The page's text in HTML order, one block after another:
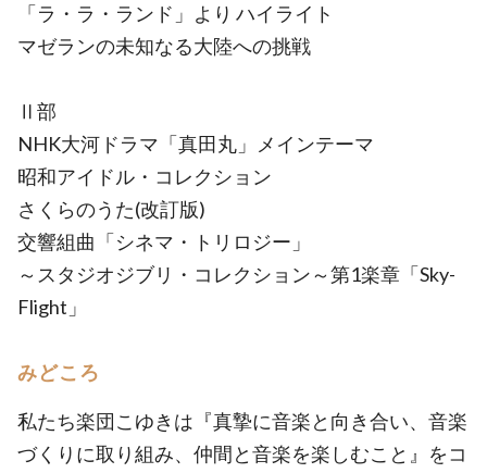
「ラ・ラ・ランド」より ハイライト
マゼランの未知なる大陸への挑戦
Ⅱ部
NHK大河ドラマ「真田丸」メインテーマ
昭和アイドル・コレクション
さくらのうた(改訂版)
交響組曲「シネマ・トリロジー」
～スタジオジブリ・コレクション～第1楽章「Sky-
Flight」
みどころ
私たち楽団こゆきは『真摯に音楽と向き合い、音楽
づくりに取り組み、仲間と音楽を楽しむこと』をコ